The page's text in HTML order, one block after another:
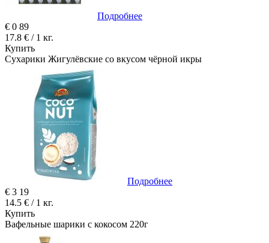
Подробнее
€ 0 89
17.8 € / 1 кг.
Купить
Сухарики Жигулёвские со вкусом чёрной икры
Подробнее
€ 3 19
14.5 € / 1 кг.
Купить
Вафельные шарики с кокосом 220г